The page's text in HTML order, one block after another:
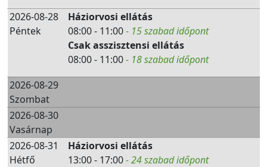
2026-08-28
Péntek
Háziorvosi ellátás
08:00 - 11:00- 15 szabad időpont
Csak asszisztensi ellátás
08:00 - 11:00- 18 szabad időpont
2026-08-29
Szombat
2026-08-30
Vasárnap
2026-08-31
Hétfő
Háziorvosi ellátás
13:00 - 17:00- 24 szabad időpont